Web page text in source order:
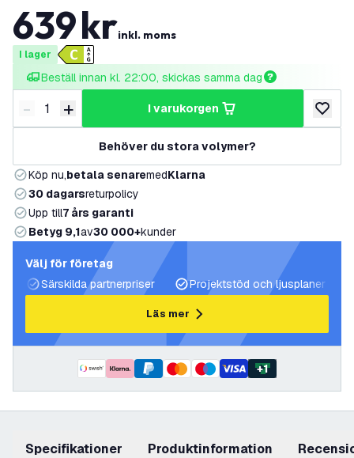
639krinkl. moms
I lager
Beställ innan kl. 22:00, skickas samma dag
Minska antal
- Öka antal
+ i varukorgen
lägg
Behöver du stora volymer?
Köp nu,betala senaremedKlarna
30 dagarsreturpolicy
Upp till7 års garanti
Betyg 9,1av30 000+kunder
Välj för företag
Särskilda partnerpriser
Projektstöd och ljusplaner
Läs mer
+1
Specifikationer produktinformation